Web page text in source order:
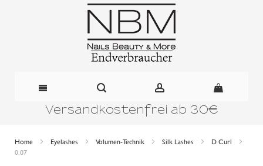
Inhalt
Versandkostenfrei ab 30€
Home Eyelashes Volumen-Technik Silk Lashes
D Curl
0,07